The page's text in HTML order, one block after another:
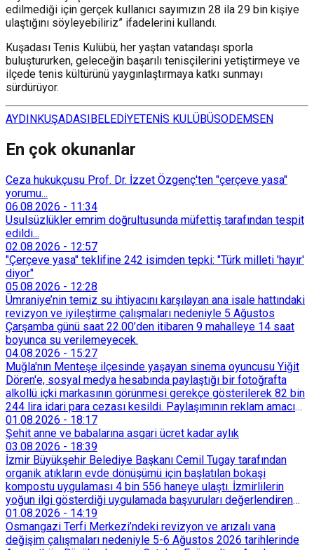
edilmediği için gerçek kullanıcı sayımızın 28 ila 29 bin kişiye
ulaştığını söyleyebiliriz” ifadelerini kullandı.
Kuşadası Tenis Kulübü, her yaştan vatandaşı sporla
buluştururken, geleceğin başarılı tenisçilerini yetiştirmeye ve
ilçede tenis kültürünü yaygınlaştırmaya katkı sunmayı
sürdürüyor.
AYDINKUŞADASIBELEDİYETENİS KULÜBÜSODEMSEN
En çok okunanlar
Ceza hukukçusu Prof. Dr. İzzet Özgenç'ten "çerçeve yasa"
yorumu...
06.08.2026 - 11:34
Usulsüzlükler emrim doğrultusunda müfettiş tarafından tespit
edildi...
02.08.2026 - 12:57
"Çerçeve yasa" teklifine 242 isimden tepki: "Türk milleti 'hayır'
diyor"
05.08.2026 - 12:28
Ümraniye’nin temiz su ihtiyacını karşılayan ana isale hattındaki
revizyon ve iyileştirme çalışmaları nedeniyle 5 Ağustos
Çarşamba günü saat 22.00’den itibaren 9 mahalleye 14 saat
boyunca su verilemeyecek.
04.08.2026 - 15:27
Muğla'nın Menteşe ilçesinde yaşayan sinema oyuncusu Yiğit
Dören'e, sosyal medya hesabında paylaştığı bir fotoğrafta
alkollü içki markasının görünmesi gerekçe gösterilerek 82 bin
244 lira idari para cezası kesildi. Paylaşımının reklam amacı
taşımadığını savunan Dören, cezanın iptali için yargıya
başvurdu.
01.08.2026 - 18:17
Şehit anne ve babalarına asgari ücret kadar aylık
03.08.2026 - 18:39
İzmir Büyükşehir Belediye Başkanı Cemil Tugay tarafından
organik atıkların evde dönüşümü için başlatılan bokaşi
kompostu uygulaması 4 bin 556 haneye ulaştı. İzmirlilerin
yoğun ilgi gösterdiği uygulamada başvuruları değerlendiren
Tarımsal Hizmetler Dairesi Başkanlığı, farklı ilçelerde toplam
128 bokaşi kompost eğitimi düzenleyerek İzmirlileri
sürdürülebilir atık yönetimi sistemine dahil etti.
01.08.2026 - 14:19
Osmangazi Terfi Merkezi’ndeki revizyon ve arızalı vana
değişim çalışmaları nedeniyle 5-6 Ağustos 2026 tarihlerinde